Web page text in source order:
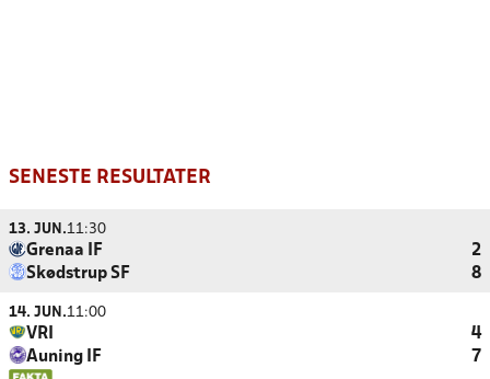
SENESTE RESULTATER
13. JUN.11:30
Grenaa IF
2
Skødstrup SF
8
14. JUN.11:00
VRI
4
Auning IF
7